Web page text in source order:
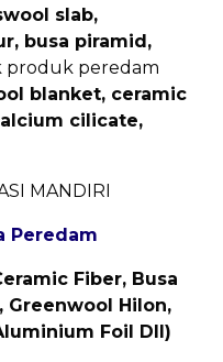
slab,
busa piramid,
produk peredam
blanket, ceramic
cilicate,
MANDIRI
Peredam
Fiber, Busa
Greenwool Hilon,
Foil Dll)